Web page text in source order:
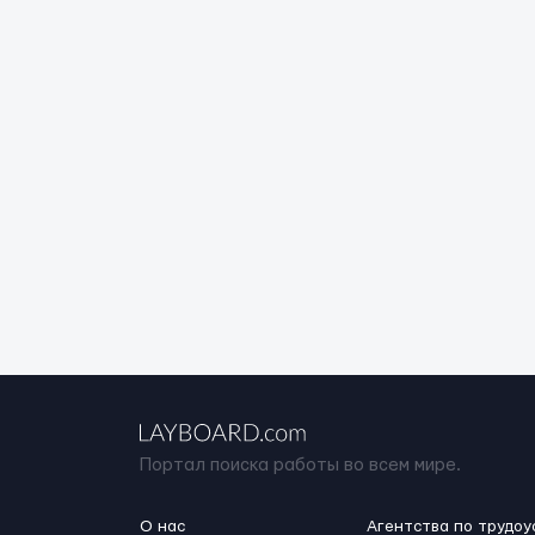
Портал поиска работы во всем мире.
О нас Агентства по